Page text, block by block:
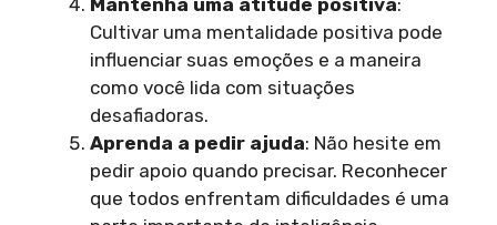
Cultivar uma mentalidade positiva pode
influenciar suas emoções e a maneira
como você lida com situações
desafiadoras.
Aprenda a pedir ajuda: Não hesite em
pedir apoio quando precisar. Reconhecer
que todos enfrentam dificuldades é uma